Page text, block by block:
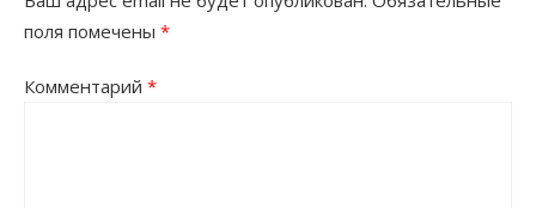
поля помечены *
Комментарий *